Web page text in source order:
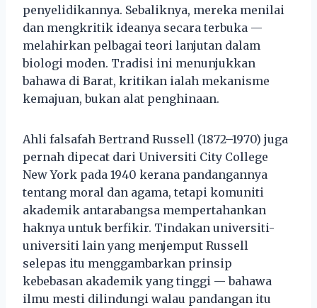
penyelidikannya. Sebaliknya, mereka menilai
dan mengkritik ideanya secara terbuka —
melahirkan pelbagai teori lanjutan dalam
biologi moden. Tradisi ini menunjukkan
bahawa di Barat, kritikan ialah mekanisme
kemajuan, bukan alat penghinaan.
Ahli falsafah Bertrand Russell (1872–1970) juga
pernah dipecat dari Universiti City College
New York pada 1940 kerana pandangannya
tentang moral dan agama, tetapi komuniti
akademik antarabangsa mempertahankan
haknya untuk berfikir. Tindakan universiti-
universiti lain yang menjemput Russell
selepas itu menggambarkan prinsip
kebebasan akademik yang tinggi — bahawa
ilmu mesti dilindungi walau pandangan itu